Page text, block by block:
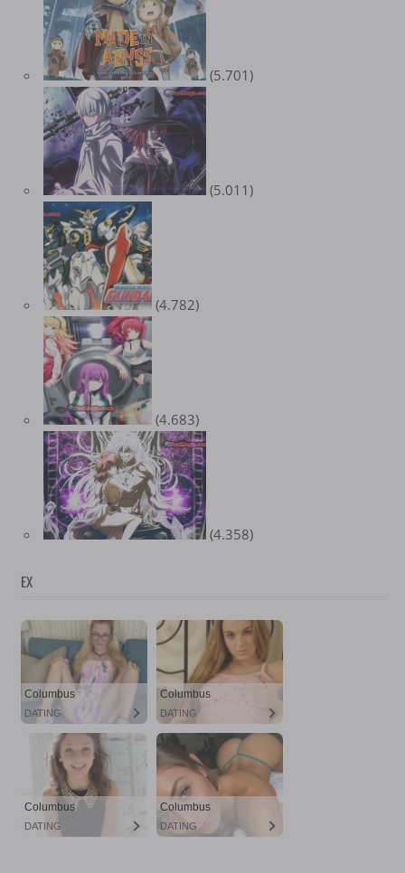
(5.701)
(5.011)
(4.782)
(4.683)
(4.358)
EX